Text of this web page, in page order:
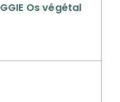
Os végétal